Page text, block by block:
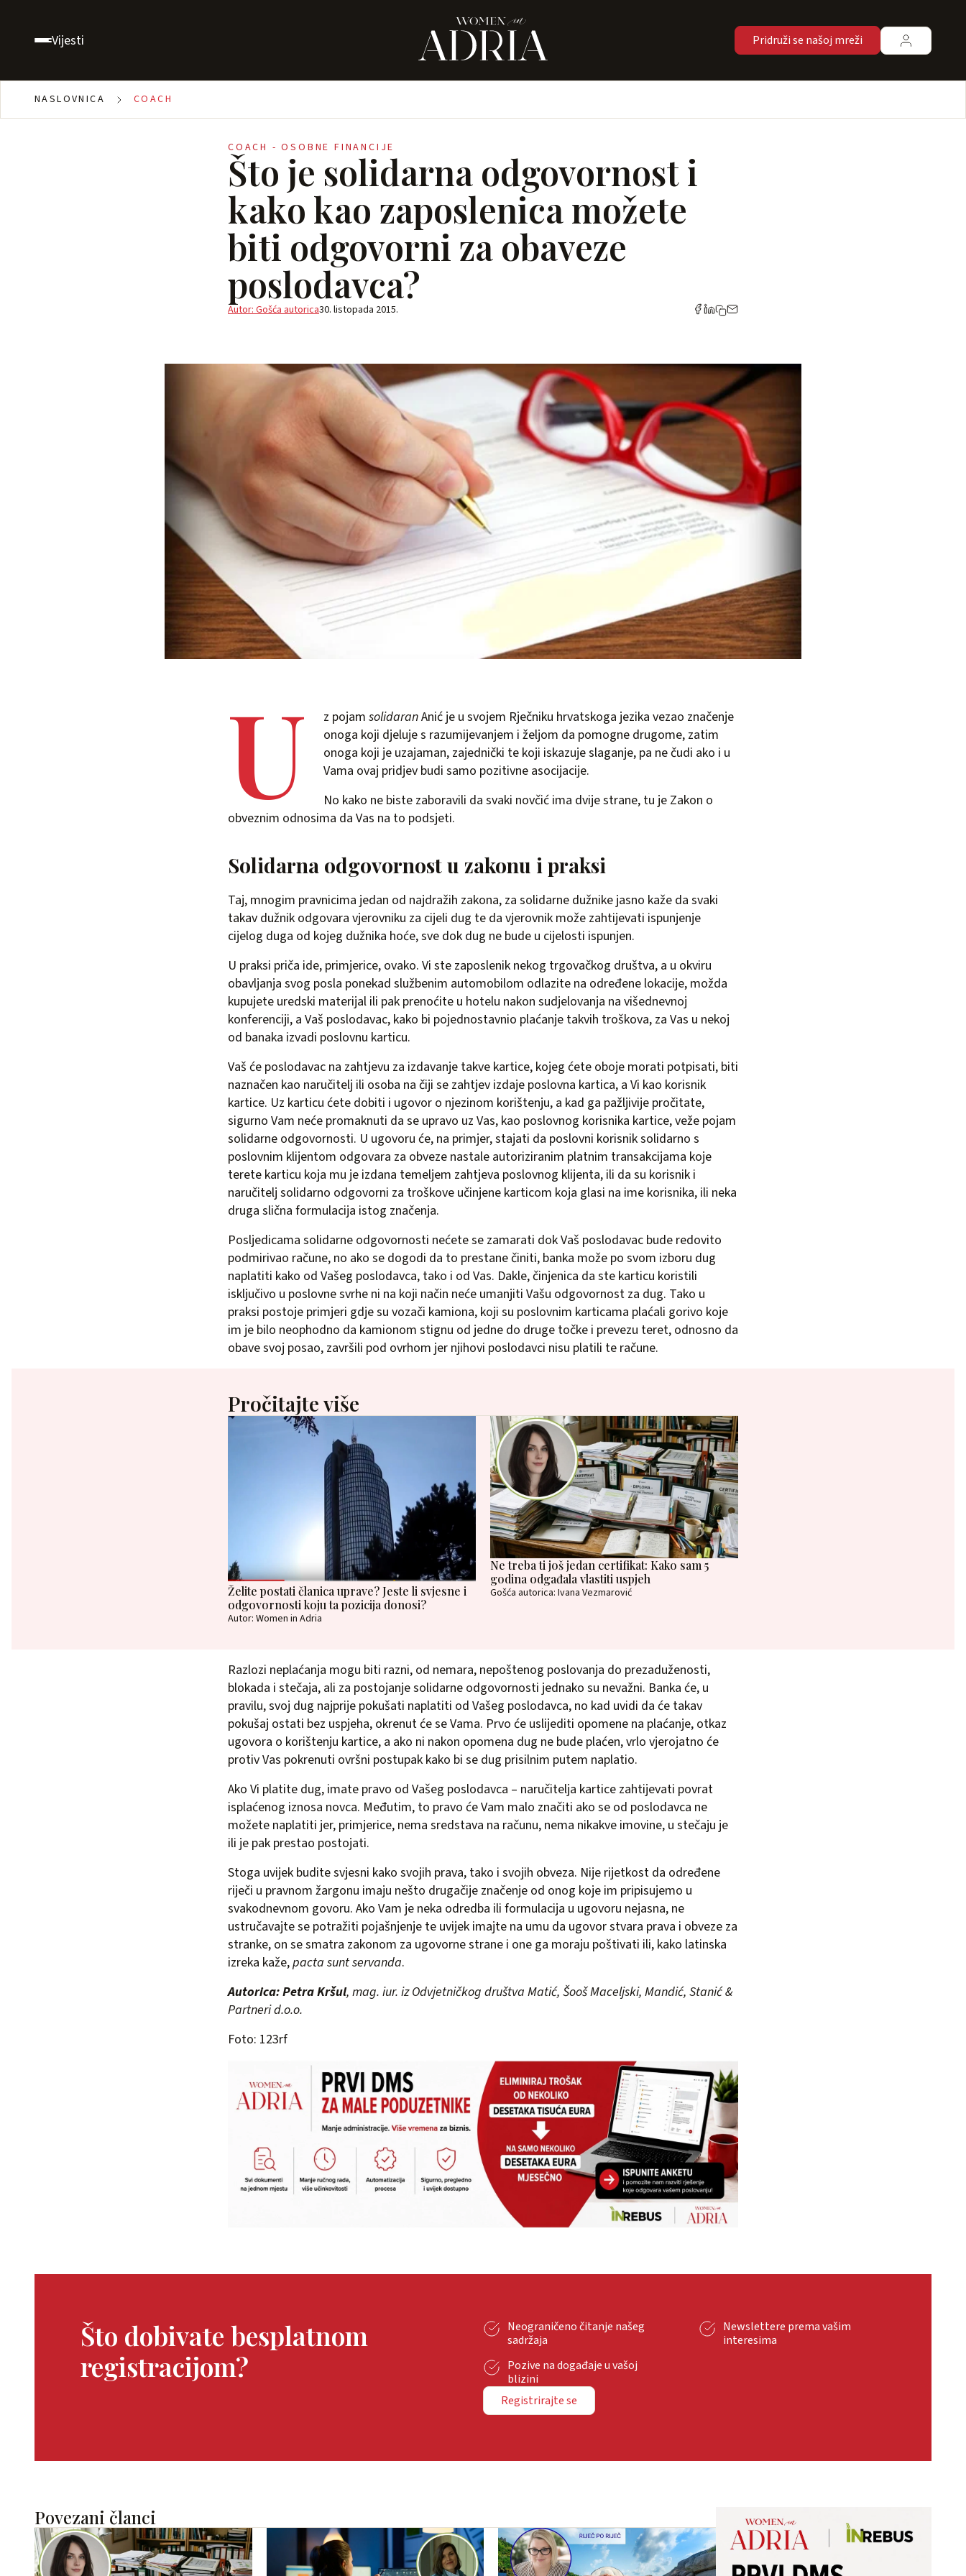
Vijesti Pridruži se našoj mreži
NASLOVNICA COACH
COACH - OSOBNE FINANCIJE
Što je solidarna odgovornost i
kako kao zaposlenica možete
biti odgovorni za obaveze
poslodavca?
Autor: Gošća autorica30. listopada 2015.
U z pojam solidaranAnić je u svojem Rječniku hrvatskoga jezika vezao značenje
onoga koji djeluje s razumijevanjem i željom da pomogne drugome, zatim
onoga koji je uzajaman, zajednički te koji iskazuje slaganje, pa ne čudi ako i u
Vama ovaj pridjev budi samo pozitivne asocijacije.
No kako ne biste zaboravili da svaki novčić ima dvije strane, tu je Zakon o
obveznim odnosima da Vas na to podsjeti.
Solidarna odgovornost u zakonu i praksi
Taj, mnogim pravnicima jedan od najdražih zakona, za solidarne dužnike jasno kaže da svaki
takav dužnik odgovara vjerovniku za cijeli dug te da vjerovnik može zahtijevati ispunjenje
cijelog duga od kojeg dužnika hoće, sve dok dug ne bude u cijelosti ispunjen.
U praksi priča ide, primjerice, ovako. Vi ste zaposlenik nekog trgovačkog društva, a u okviru
obavljanja svog posla ponekad službenim automobilom odlazite na određene lokacije, možda
kupujete uredski materijal ili pak prenoćite u hotelu nakon sudjelovanja na višednevnoj
konferenciji, a Vaš poslodavac, kako bi pojednostavnio plaćanje takvih troškova, za Vas u nekoj
od banaka izvadi poslovnu karticu.
Vaš će poslodavac na zahtjevu za izdavanje takve kartice, kojeg ćete oboje morati potpisati, biti
naznačen kao naručitelj ili osoba na čiji se zahtjev izdaje poslovna kartica, a Vi kao korisnik
kartice. Uz karticu ćete dobiti i ugovor o njezinom korištenju, a kad ga pažljivije pročitate,
sigurno Vam neće promaknuti da se upravo uz Vas, kao poslovnog korisnika kartice, veže pojam
solidarne odgovornosti. U ugovoru će, na primjer, stajati da poslovni korisnik solidarno s
poslovnim klijentom odgovara za obveze nastale autoriziranim platnim transakcijama koje
terete karticu koja mu je izdana temeljem zahtjeva poslovnog klijenta, ili da su korisnik i
naručitelj solidarno odgovorni za troškove učinjene karticom koja glasi na ime korisnika, ili neka
druga slična formulacija istog značenja.
Posljedicama solidarne odgovornosti nećete se zamarati dok Vaš poslodavac bude redovito
podmirivao račune, no ako se dogodi da to prestane činiti, banka može po svom izboru dug
naplatiti kako od Vašeg poslodavca, tako i od Vas. Dakle, činjenica da ste karticu koristili
isključivo u poslovne svrhe ni na koji način neće umanjiti Vašu odgovornost za dug. Tako u
praksi postoje primjeri gdje su vozači kamiona, koji su poslovnim karticama plaćali gorivo koje
im je bilo neophodno da kamionom stignu od jedne do druge točke i prevezu teret, odnosno da
obave svoj posao, završili pod ovrhom jer njihovi poslodavci nisu platili te račune.
Pročitajte više
Želite postati članica uprave? Jeste li svjesne i
odgovornosti koju ta pozicija donosi?
Autor: Women in Adria
Ne treba ti još jedan certifikat: Kako sam 5
godina odgađala vlastiti uspjeh
Gošća autorica: Ivana Vezmarović
Razlozi neplaćanja mogu biti razni, od nemara, nepoštenog poslovanja do prezaduženosti,
blokada i stečaja, ali za postojanje solidarne odgovornosti jednako su nevažni. Banka će, u
pravilu, svoj dug najprije pokušati naplatiti od Vašeg poslodavca, no kad uvidi da će takav
pokušaj ostati bez uspjeha, okrenut će se Vama. Prvo će uslijediti opomene na plaćanje, otkaz
ugovora o korištenju kartice, a ako ni nakon opomena dug ne bude plaćen, vrlo vjerojatno će
protiv Vas pokrenuti ovršni postupak kako bi se dug prisilnim putem naplatio.
Ako Vi platite dug, imate pravo od Vašeg poslodavca – naručitelja kartice zahtijevati povrat
isplaćenog iznosa novca. Međutim, to pravo će Vam malo značiti ako se od poslodavca ne
možete naplatiti jer, primjerice, nema sredstava na računu, nema nikakve imovine, u stečaju je
ili je pak prestao postojati.
Stoga uvijek budite svjesni kako svojih prava, tako i svojih obveza. Nije rijetkost da određene
riječi u pravnom žargonu imaju nešto drugačije značenje od onog koje im pripisujemo u
svakodnevnom govoru. Ako Vam je neka odredba ili formulacija u ugovoru nejasna, ne
ustručavajte se potražiti pojašnjenje te uvijek imajte na umu da ugovor stvara prava i obveze za
stranke, on se smatra zakonom za ugovorne strane i one ga moraju poštivati ili, kako latinska
izreka kaže,pacta sunt servanda.
Autorica: Petra Kršul, mag. iur. iz Odvjetničkog društva Matić, Šooš Maceljski, Mandić, Stanić &
Partneri d.o.o.
Foto: 123rf
Što dobivate besplatnom
registracijom?
Neograničeno čitanje našeg
sadržaja
Newslettere prema vašim
interesima
Pozive na događaje u vašoj
blizini
Registrirajte se
Povezani članci